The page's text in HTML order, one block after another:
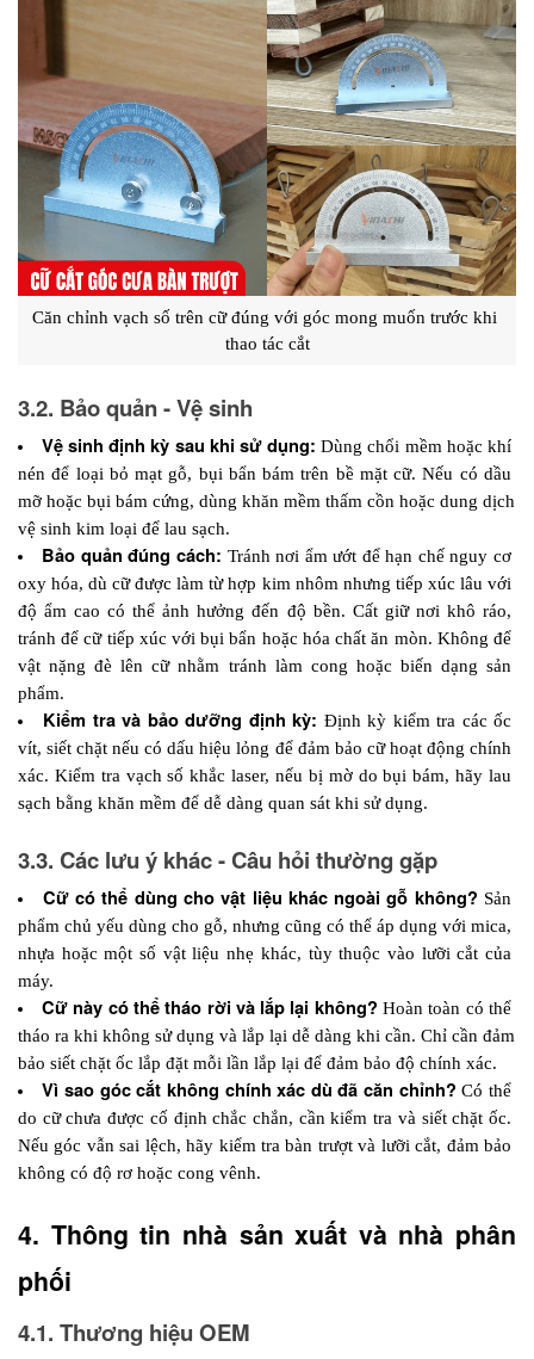
Căn chỉnh vạch số trên cữ đúng với góc mong muốn trước khi
thao tác cắt
3.2. Bảo quản - Vệ sinh
Vệ sinh định kỳ sau khi sử dụng: Dùng chổi mềm hoặc khí
nén để loại bỏ mạt gỗ, bụi bẩn bám trên bề mặt cữ. Nếu có dầu
mỡ hoặc bụi bám cứng, dùng khăn mềm thấm cồn hoặc dung dịch
vệ sinh kim loại để lau sạch.
Bảo quản đúng cách: Tránh nơi ẩm ướt để hạn chế nguy cơ
oxy hóa, dù cữ được làm từ hợp kim nhôm nhưng tiếp xúc lâu với
độ ẩm cao có thể ảnh hưởng đến độ bền. Cất giữ nơi khô ráo,
tránh để cữ tiếp xúc với bụi bẩn hoặc hóa chất ăn mòn. Không để
vật nặng đè lên cữ nhằm tránh làm cong hoặc biến dạng sản
phẩm.
Kiểm tra và bảo dưỡng định kỳ: Định kỳ kiểm tra các ốc
vít, siết chặt nếu có dấu hiệu lỏng để đảm bảo cữ hoạt động chính
xác. Kiểm tra vạch số khắc laser, nếu bị mờ do bụi bám, hãy lau
sạch bằng khăn mềm để dễ dàng quan sát khi sử dụng.
3.3. Các lưu ý khác - Câu hỏi thường gặp
Cữ có thể dùng cho vật liệu khác ngoài gỗ không? Sản
phẩm chủ yếu dùng cho gỗ, nhưng cũng có thể áp dụng với mica,
nhựa hoặc một số vật liệu nhẹ khác, tùy thuộc vào lưỡi cắt của
máy.
Cữ này có thể tháo rời và lắp lại không? Hoàn toàn có thể
tháo ra khi không sử dụng và lắp lại dễ dàng khi cần. Chỉ cần đảm
bảo siết chặt ốc lắp đặt mỗi lần lắp lại để đảm bảo độ chính xác.
Vì sao góc cắt không chính xác dù đã căn chỉnh? Có thể
do cữ chưa được cố định chắc chắn, cần kiểm tra và siết chặt ốc.
Nếu góc vẫn sai lệch, hãy kiểm tra bàn trượt và lưỡi cắt, đảm bảo
không có độ rơ hoặc cong vênh.
4. Thông tin nhà sản xuất và nhà phân
phối
4.1. Thương hiệu OEM